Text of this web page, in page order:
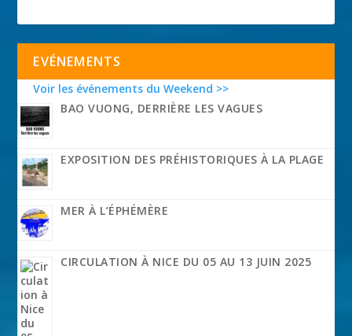
EVÉNEMENTS
Voir les événements du Weekend >>
BAO VUONG, DERRIÈRE LES VAGUES
EXPOSITION DES PRÉHISTORIQUES À LA PLAGE
MER À L’ÉPHÉMÈRE
CIRCULATION À NICE DU 05 AU 13 JUIN 2025